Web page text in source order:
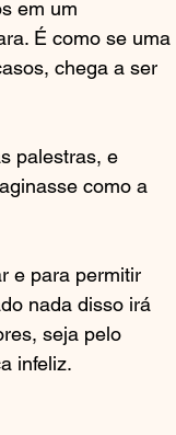
em um
É como se uma
chega a ser
palestras, e
como a
e para permitir
nada disso irá
seja pelo
infeliz.